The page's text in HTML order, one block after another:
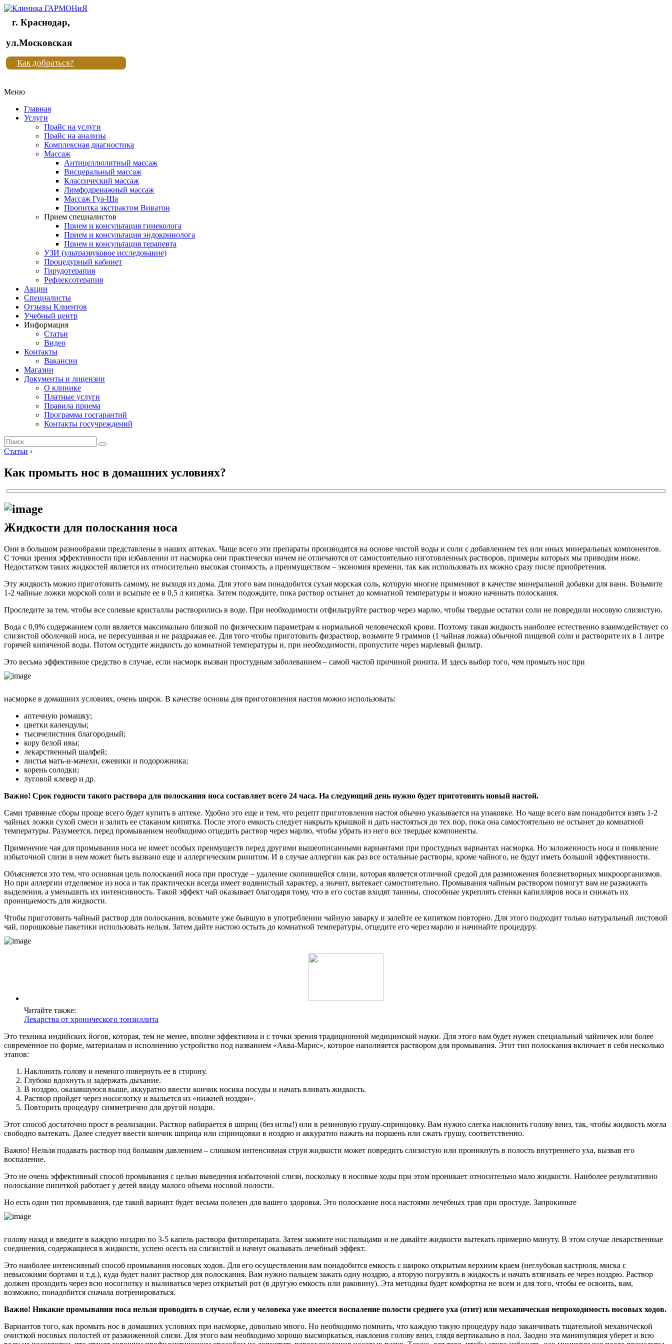
Клиника
"Новая
жизнь"
Клиника
жизнь"
г. Краснодар,
ул.Московская
Как добраться?
Меню
Главная
Услуги
Прайс на услуги
Прайс на анализы
Комплексная диагностика
Массаж
Антицеллюлитный массаж
Висцеральный массаж
Классический массаж
Лимфодренажный массаж
Массаж Гуа-Ша
Пропитка экстрактом Виватон
Прием специалистов
Прием и консультация гинеколога
Прием и консультация эндокринолога
Прием и консультация терапевта
УЗИ (ультразвуковое исследование)
Процедурный кабинет
Гирудотерапия
Рефлексотерапия
Акции
Специалисты
Отзывы Клиентов
Учебный центр
Информация
Статьи
Видео
Контакты
Вакансии
Магазин
Документы и лицензии
О клинике
Платные услуги
Правила приема
Программа госгарантий
Контакты госучреждений
Статьи ›
Как промыть нос в домашних условиях?
Жидкости для полоскания носа
Они в большом разнообразии представлены в наших аптеках. Чаще всего эти препараты производятся на основе чистой воды и соли с добавлением тех или иных минеральных компонентов.
С точки зрения эффективности при избавлении от насморка они практически ничем не отличаются от самостоятельно изготовленных растворов, примеры которых мы приводим ниже.
Недостатком таких жидкостей является их относительно высокая стоимость, а преимуществом – экономия времени, так как использовать их можно сразу после приобретения.
Эту жидкость можно приготовить самому, не выходя из дома. Для этого вам понадобится сухая морская соль, которую многие применяют в качестве минеральной добавки для ванн. Возьмите
1-2 чайные ложки морской соли и всыпьте ее в 0,5 л кипятка. Затем подождите, пока раствор остынет до комнатной температуры и можно начинать полоскания.
Проследите за тем, чтобы все солевые кристаллы растворились в воде. При необходимости отфильтруйте раствор через марлю, чтобы твердые остатки соли не повредили носовую слизистую.
Вода с 0,9% содержанием соли является максимально близкой по физическим параметрам к нормальной человеческой крови. Поэтому такая жидкость наиболее естественно взаимодействует со
слизистой оболочкой носа, не пересушивая и не раздражая ее. Для того чтобы приготовить физраствор, возьмите 9 граммов (1 чайная ложка) обычной пищевой соли и растворите их в 1 литре
горячей кипяченой воды. Потом остудите жидкость до комнатной температуры и, при необходимости, пропустите через марлевый фильтр.
Это весьма эффективное средство в случае, если насморк вызван простудным заболеванием – самой частой причиной ринита. И здесь выбор того, чем промыть нос при
насморке в домашних условиях, очень широк. В качестве основы для приготовления настоя можно использовать:
аптечную ромашку;
цветки календулы;
тысячелистник благородный;
кору белой ивы;
лекарственный шалфей;
листья мать-и-мачехи, ежевики и подорожника;
корень солодки;
луговой клевер и др.
Важно! Срок годности такого раствора для полоскания носа составляет всего 24 часа. На следующий день нужно будет приготовить новый настой.
Сами травяные сборы проще всего будет купить в аптеке. Удобно это еще и тем, что рецепт приготовления настоя обычно указывается на упаковке. Но чаще всего вам понадобится взять 1-2
чайных ложки сухой смеси и залить ее стаканом кипятка. После этого емкость следует накрыть крышкой и дать настояться до тех пор, пока она самостоятельно не остынет до комнатной
температуры. Разумеется, перед промыванием необходимо отцедить раствор через марлю, чтобы убрать из него все твердые компоненты.
Применение чая для промывания носа не имеет особых преимуществ перед другими вышеописанными вариантами при простудных вариантах насморка. Но заложенность носа и появление
избыточной слизи в нем может быть вызвано еще и аллергическим ринитом. И в случае аллергии как раз все остальные растворы, кроме чайного, не будут иметь большой эффективности.
Объясняется это тем, что основная цель полосканий носа при простуде – удаление скопившейся слизи, которая является отличной средой для размножения болезнетворных микроорганизмов.
Но при аллергии отделяемое из носа и так практически всегда имеет водянистый характер, а значит, вытекает самостоятельно. Промывания чайным раствором помогут вам не разжижить
выделения, а уменьшить их интенсивность. Такой эффект чай оказывает благодаря тому, что в его состав входят танины, способные укреплять стенки капилляров носа и снижать их
проницаемость для жидкости.
Чтобы приготовить чайный раствор для полоскания, возьмите уже бывшую в употреблении чайную заварку и залейте ее кипятком повторно. Для этого подходит только натуральный листовой
чай, порошковые пакетики использовать нельзя. Затем дайте настою остыть до комнатной температуры, отцедите его через марлю и начинайте процедуру.
Читайте также:
Лекарства от хронического тонзиллита
Это техника индийских йогов, которая, тем не менее, вполне эффективна и с точки зрения традиционной медицинской науки. Для этого вам будет нужен специальный чайничек или более
современное по форме, материалам и исполнению устройство под названием «Аква-Марис», которое наполняется раствором для промывания. Этот тип полоскания включает в себя несколько
этапов:
Наклонить голову и немного повернуть ее в сторону.
Глубоко вдохнуть и задержать дыхание.
В ноздрю, оказавшуюся выше, аккуратно ввести кончик носика посуды и начать вливать жидкость.
Раствор пройдет через носоглотку и выльется из «нижней ноздри».
Повторить процедуру симметрично для другой ноздри.
Этот способ достаточно прост в реализации. Раствор набирается в шприц (без иглы!) или в резиновую грушу-спринцовку. Вам нужно слегка наклонить голову вниз, так, чтобы жидкость могла
свободно вытекать. Далее следует ввести кончик шприца или спринцовки в ноздрю и аккуратно нажать на поршень или сжать грушу, соответственно.
Важно! Нельзя подавать раствор под большим давлением – слишком интенсивная струя жидкости может повредить слизистую или проникнуть в полость внутреннего уха, вызвав его
воспаление.
Это не очень эффективный способ промывания с целью выведения избыточной слизи, поскольку в носовые ходы при этом проникает относительно мало жидкости. Наиболее результативно
полоскание пипеткой работает у детей ввиду малого объема носовой полости.
Но есть один тип промывания, где такой вариант будет весьма полезен для вашего здоровья. Это полоскание носа настоями лечебных трав при простуде. Запрокиньте
голову назад и введите в каждую ноздрю по 3-5 капель раствора фитопрепарата. Затем зажмите нос пальцами и не давайте жидкости вытекать примерно минуту. В этом случае лекарственные
соединения, содержащиеся в жидкости, успею осесть на слизистой и начнут оказывать лечебный эффект.
Это наиболее интенсивный способ промывания носовых ходов. Для его осуществления вам понадобится емкость с широко открытым верхним краем (неглубокая кастрюля, миска с
невысокими бортами и т.д.), куда будет налит раствор для полоскания. Вам нужно пальцем зажать одну ноздрю, а вторую погрузить в жидкость и начать втягивать ее через ноздрю. Раствор
должен проходить через всю носоглотку и выливаться через открытый рот (в другую емкость или раковину). Эта методика будет комфортна не всем и для того, чтобы ее освоить, вам,
возможно, понадобится сначала потренироваться.
Важно! Никакие промывания носа нельзя проводить в случае, если у человека уже имеется воспаление полости среднего уха (отит) или механическая непроходимость носовых ходов.
Вариантов того, как промыть нос в домашних условиях при насморке, довольно много. Но необходимо помнить, что каждую такую процедуру надо заканчивать тщательной механической
очисткой носовых полостей от разжиженной слизи. Для этого вам необходимо хорошо высморкаться, наклонив голову вниз, глядя вертикально в пол. Заодно эта манипуляция уберет и всю